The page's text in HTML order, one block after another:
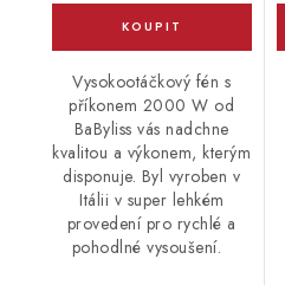
Vysokootáčkový fén s
příkonem 2000 W od
BaByliss vás nadchne
kvalitou a výkonem, kterým
disponuje. Byl vyroben v
Itálii v super lehkém
provedení pro rychlé a
pohodlné vysoušení.